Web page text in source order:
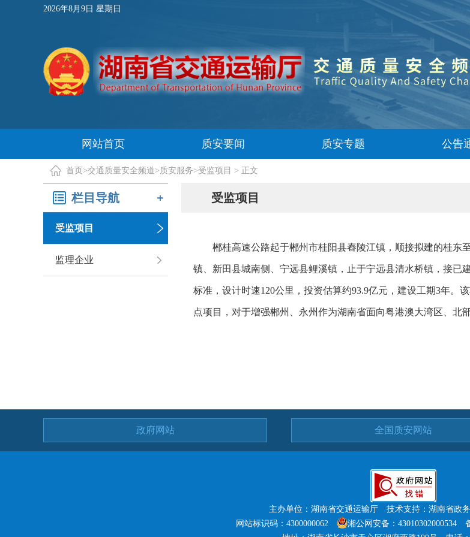
2026年8月9日 星期日
网站首页 质安要闻 质安专题 公告
首页 >交通质量安全频道> 质安服务>受监项目 > 正文
栏目导航
受监项目
监理企业
受监项目
郴桂高速公路起于郴州市桂阳县舂陵江镇，顺接拟建的桂东
镇、新田县城南侧、宁远县鲤溪镇，止于宁远县清水桥镇，接已
标准，设计时速120公里，投资估算约93.9亿元，建设工期3年。
点项目，对于增强郴州、永州作为湖南省面向粤港澳大湾区、北
政府网站 全国质安网站
主办单位：湖南省交通运输厅 技术支持：湖南省政
网站标识码：4300000062
湘公网安备：43010302000534